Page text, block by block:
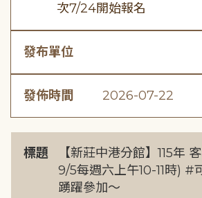
次7/24開始報名
發布單位
發佈時間 2026-07-22
標題
【新莊中港分館】115年
9/5每週六上午10-11時) #
踴躍參加～